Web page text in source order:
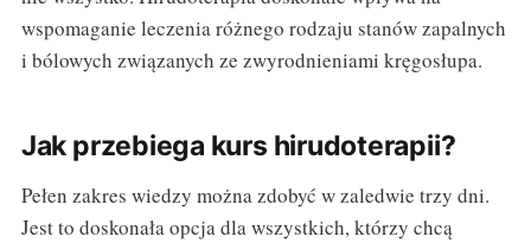
wspomaganie leczenia różnego rodzaju stanów zapalnych
i bólowych związanych ze zwyrodnieniami kręgosłupa.
Jak przebiega kurs hirudoterapii?
Pełen zakres wiedzy można zdobyć w zaledwie trzy dni.
Jest to doskonała opcja dla wszystkich, którzy chcą